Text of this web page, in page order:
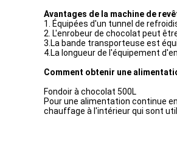
Avantages de la machine de
1. Équipées d'un tunnel de
2. L'enrobeur de chocolat peut
3.La bande transporteuse est
4.La longueur de l'équipement
Comment obtenir une
Fondoir à chocolat 500L
Pour une alimentation continue
chauffage à l'intérieur qui sont